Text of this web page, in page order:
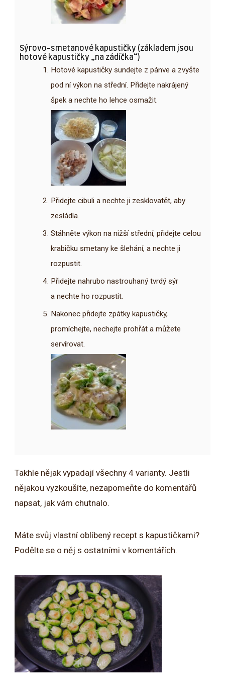
Sýrovo-smetanové kapustičky (základem jsou
hotové kapustičky „na zádíčka“)
Hotové kapustičky sundejte z pánve a zvyšte
pod ní výkon na střední. Přidejte nakrájený
špek a nechte ho lehce osmažit.
Přidejte cibuli a nechte ji zesklovatět, aby
zesládla.
Stáhněte výkon na nižší střední, přidejte celou
krabičku smetany ke šlehání, a nechte ji
rozpustit.
Přidejte nahrubo nastrouhaný tvrdý sýr
a nechte ho rozpustit.
Nakonec přidejte zpátky kapustičky,
promíchejte, nechejte prohřát a můžete
servírovat.
Takhle nějak vypadají všechny 4 varianty. Jestli
nějakou vyzkoušíte, nezapomeňte do komentářů
napsat, jak vám chutnalo.
Máte svůj vlastní oblíbený recept s kapustičkami?
Podělte se o něj s ostatními v komentářích.